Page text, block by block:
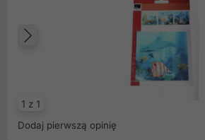
1 z 1
Poprzedni
Dodaj pierwszą opinię